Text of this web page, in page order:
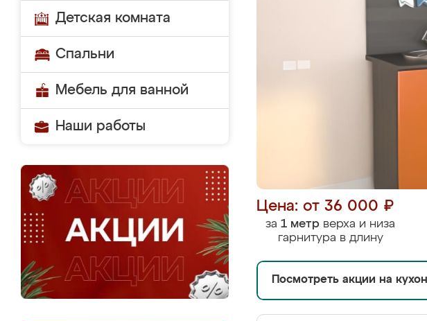
Детская комната
Спальни
Мебель для ванной
Наши работы
Цена: от 36 000 ₽
за 1 метр верха и низа
гарнитура в длину
Посмотреть акции на